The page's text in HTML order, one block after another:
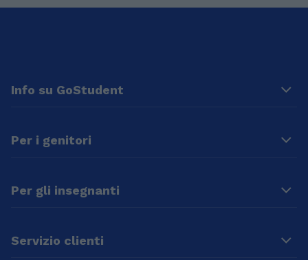
Info su GoStudent
Per i genitori
Per gli insegnanti
Servizio clienti